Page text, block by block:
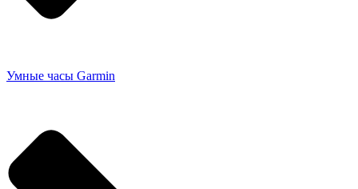
Умные часы Garmin